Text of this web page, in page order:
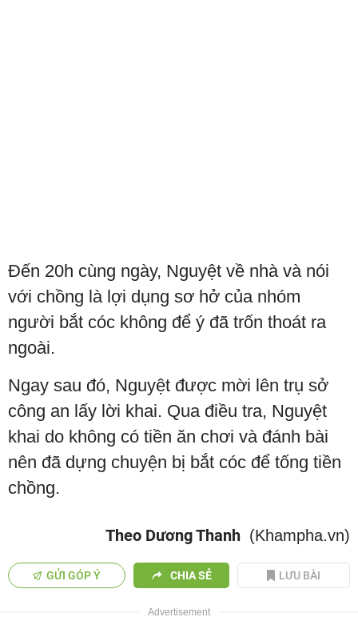
Đến 20h cùng ngày, Nguyệt về nhà và nói
với chồng là lợi dụng sơ hở của nhóm
người bắt cóc không để ý đã trốn thoát ra
ngoài.
Ngay sau đó, Nguyệt được mời lên trụ sở
công an lấy lời khai. Qua điều tra, Nguyệt
khai do không có tiền ăn chơi và đánh bài
nên đã dựng chuyện bị bắt cóc để tống tiền
chồng.
Theo Dương Thanh (Khampha.vn)
GỬI GÓP Ý CHIA SẺ LƯU BÀI